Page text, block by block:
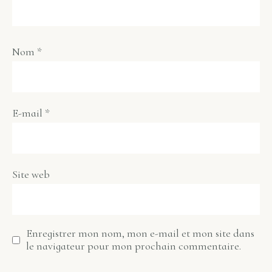
Nom *
E-mail *
Site web
Enregistrer mon nom, mon e-mail et mon site dans
le navigateur pour mon prochain commentaire.